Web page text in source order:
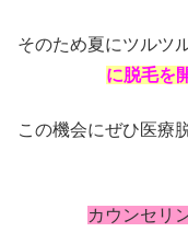
そのため夏にツルツ
に脱毛を
この機会にぜひ医療
カウンセリ